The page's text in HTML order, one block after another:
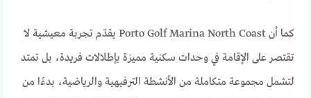
كما أن Porto Golf Marina North Coast يقدّم تجربة معيشية لا
تقتصر على الإقامة في وحدات سكنية مميزة بإطلالات فريدة، بل تمتد
لتشمل مجموعة متكاملة من الأنشطة الترفيهية والرياضية، بدءًا من